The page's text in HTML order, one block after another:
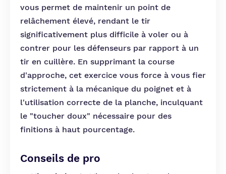
vous permet de maintenir un point de
relâchement élevé, rendant le tir
significativement plus difficile à voler ou à
contrer pour les défenseurs par rapport à un
tir en cuillère. En supprimant la course
d'approche, cet exercice vous force à vous fier
strictement à la mécanique du poignet et à
l'utilisation correcte de la planche, inculquant
le "toucher doux" nécessaire pour des
finitions à haut pourcentage.
Conseils de pro